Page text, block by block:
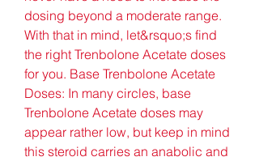
dosing beyond a moderate range.
With that in mind, let&rsquo;s find
the right Trenbolone Acetate doses
for you. Base Trenbolone Acetate
Doses: In many circles, base
Trenbolone Acetate doses may
appear rather low, but keep in mind
this steroid carries an anabolic and